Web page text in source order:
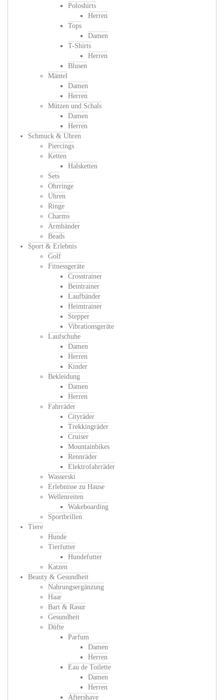
Poloshirts
Herren
Tops
Damen
T-Shirts
Herren
Blusen
Mäntel
Damen
Herren
Mützen und Schals
Damen
Herren
Schmuck & Uhren
Piercings
Ketten
Halsketten
Sets
Ohrringe
Uhren
Ringe
Charms
Armbänder
Beads
Sport & Erlebnis
Golf
Fitnessgeräte
Crosstrainer
Beintrainer
Laufbänder
Heimtrainer
Stepper
Vibrationsgeräte
Laufschuhe
Damen
Herren
Kinder
Bekleidung
Damen
Herren
Fahrräder
Cityräder
Trekkingräder
Cruiser
Mountainbikes
Rennräder
Elektrofahrräder
Wasserski
Erlebnisse zu Hause
Wellenreiten
Wakeboarding
Sportbrillen
Tiere
Hunde
Tierfutter
Hundefutter
Katzen
Beauty & Gesundheit
Nahrungsergänzung
Haar
Bart & Rasur
Gesundheit
Düfte
Parfum
Damen
Herren
Eau de Toilette
Damen
Herren
Aftershave